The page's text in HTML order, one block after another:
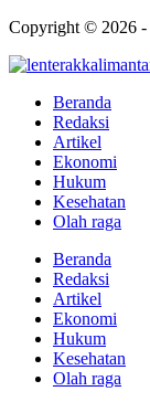
Copyright © 2026 -
Beranda
Redaksi
Artikel
Ekonomi
Hukum
Kesehatan
Olah raga
Beranda
Redaksi
Artikel
Ekonomi
Hukum
Kesehatan
Olah raga